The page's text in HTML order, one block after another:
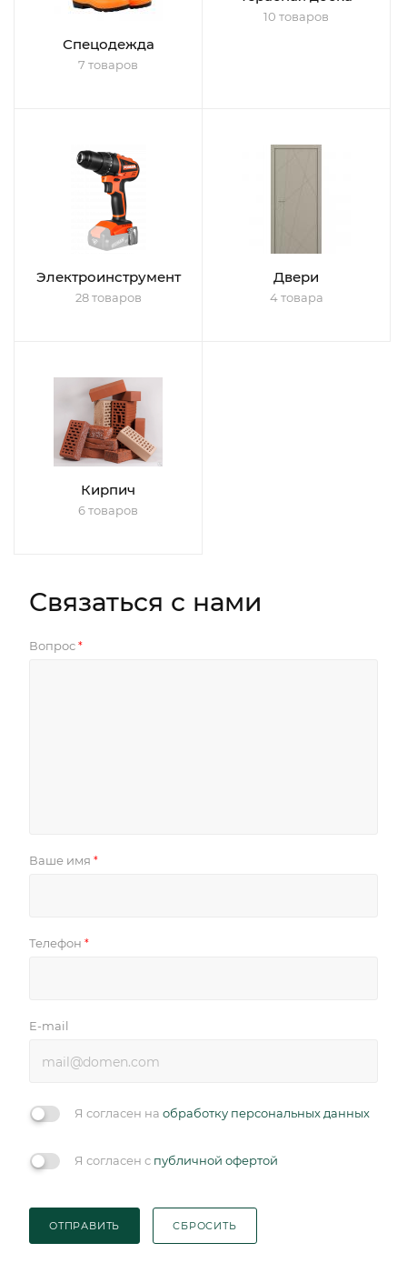
Спецодежда
7 товаров
10 товаров
Электроинструмент
28 товаров
Двери
4 товара
Кирпич
6 товаров
Связаться с нами
Вопрос *
Ваше имя *
Телефон *
E-mail
Я согласен на обработку персональных данных
Я согласен с публичной офертой
ОТПРАВИТЬ СБРОСИТЬ